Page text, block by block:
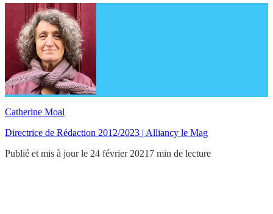
Catherine Moal
Directrice de Rédaction 2012/2023 | Alliancy le Mag
Publié et mis à jour le 24 février 2021 7 min de lecture